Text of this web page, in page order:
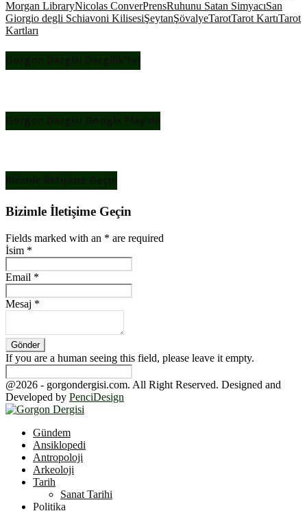
Morgan LibraryNicolas ConverPrensRuhunu Satan SimyacıSan
Giorgio degli Schiavoni KilisesiŞeytanŞövalyeTarotTarot KartıTarot
Kartları
Gorgon Dergisi Dergilik’te!
Gorgon Dergisi Google Play’de
Bizimle İletişime Geçin
Bizimle İletişime Geçin
Fields marked with an * are required
İsim *
Email *
Mesaj *
If you are a human seeing this field, please leave it empty.
@2026 - gorgondergisi.com. All Right Reserved. Designed and
Developed by PenciDesign
Gündem
Ansiklopedi
Antropoloji
Arkeoloji
Tarih
Sanat Tarihi
Politika